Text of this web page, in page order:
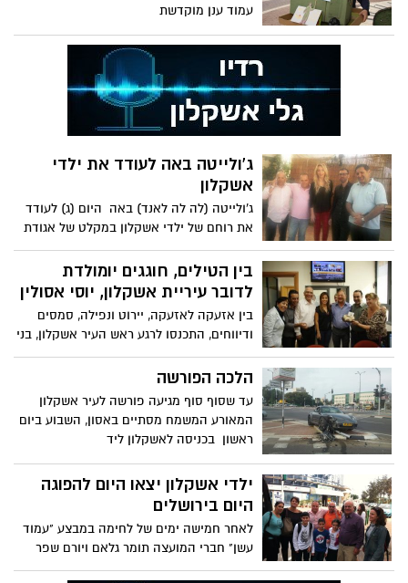
עמוד ענן מוקדשת
ג'ולייטה באה לעודד את ילדי
אשקלון
ג'ולייטה (לה לה לאנד) באה היום (ג) לעודד
את רוחם של ילדי אשקלון במקלט של אגודת
אמרי בנימין בפעילות
בין הטילים, חוגגים יומולדת
לדובר עיריית אשקלון, יוסי אסולין
בין אזעקה לאזעקה, יירוט ונפילה, סמסים
ודיווחים, התכנסו לרגע ראש העיר אשקלון, בני
וקנין ועובדי הקומה
הלכה הפורשה
עד שסוף סוף מגיעה פורשה לעיר אשקלון
המאורע המשמח מסתיים באסון, השבוע ביום
ראשון בכניסה לאשקלון ליד
ילדי אשקלון יצאו היום להפוגה
היום בירושלים
לאחר חמישה ימים של לחימה במבצע "עמוד
עשן" חברי המועצה תומר גלאם ויורם שפר
ארגנו היום (א) אוטובוס